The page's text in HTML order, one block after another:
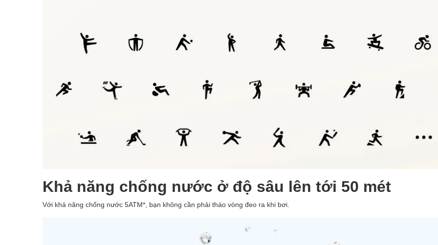
Khả năng chống nước ở độ sâu lên tới 50 mét
Với khả năng chống nước 5ATM*, bạn không cần phải tháo vòng đeo ra khi bơi.